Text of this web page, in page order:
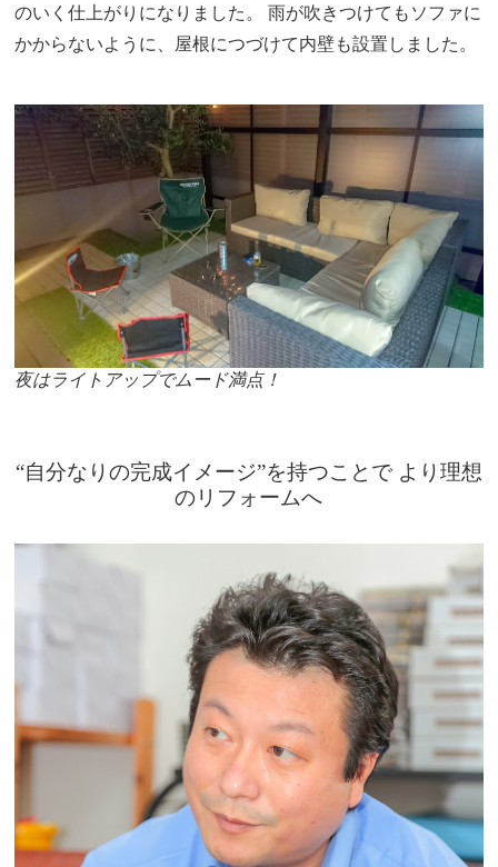
のいく仕上がりになりました。 雨が吹きつけてもソファに
かからないように、屋根につづけて内壁も設置しました。
夜はライトアップでムード満点！
“自分なりの完成イメージ”を持つことで より理想
のリフォームへ